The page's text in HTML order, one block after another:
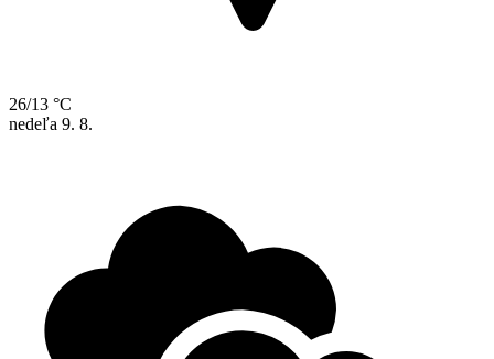
26/13 °C
nedeľa 9. 8.